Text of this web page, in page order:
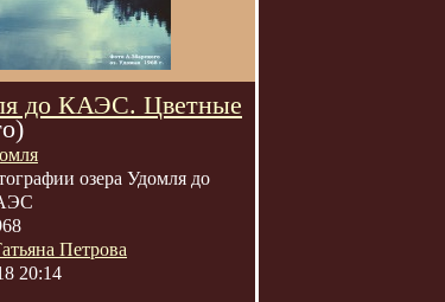
до КАЭС. Цветные
озера Удомля до
Петрова
20:14